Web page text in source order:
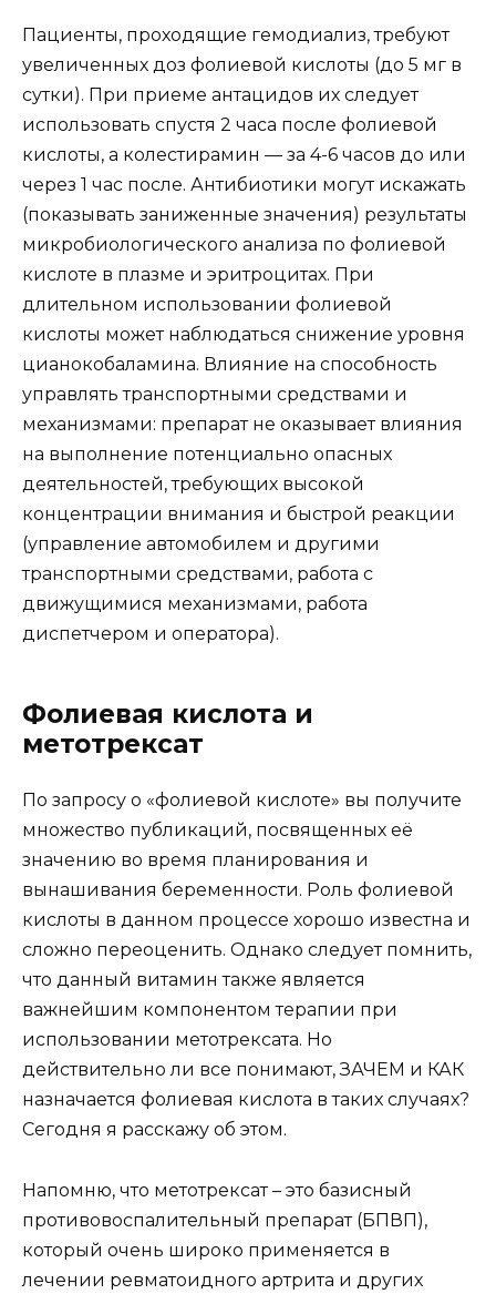
Пациенты, проходящие гемодиализ, требуют
увеличенных доз фолиевой кислоты (до 5 мг в
сутки). При приеме антацидов их следует
использовать спустя 2 часа после фолиевой
кислоты, а колестирамин — за 4-6 часов до или
через 1 час после. Антибиотики могут искажать
(показывать заниженные значения) результаты
микробиологического анализа по фолиевой
кислоте в плазме и эритроцитах. При
длительном использовании фолиевой
кислоты может наблюдаться снижение уровня
цианокобаламина. Влияние на способность
управлять транспортными средствами и
механизмами: препарат не оказывает влияния
на выполнение потенциально опасных
деятельностей, требующих высокой
концентрации внимания и быстрой реакции
(управление автомобилем и другими
транспортными средствами, работа с
движущимися механизмами, работа
диспетчером и оператора).
Фолиевая кислота и
метотрексат
По запросу о «фолиевой кислоте» вы получите
множество публикаций, посвященных её
значению во время планирования и
вынашивания беременности. Роль фолиевой
кислоты в данном процессе хорошо известна и
сложно переоценить. Однако следует помнить,
что данный витамин также является
важнейшим компонентом терапии при
использовании метотрексата. Но
действительно ли все понимают, ЗАЧЕМ и КАК
назначается фолиевая кислота в таких случаях?
Сегодня я расскажу об этом.
Напомню, что метотрексат – это базисный
противовоспалительный препарат (БПВП),
который очень широко применяется в
лечении ревматоидного артрита и других